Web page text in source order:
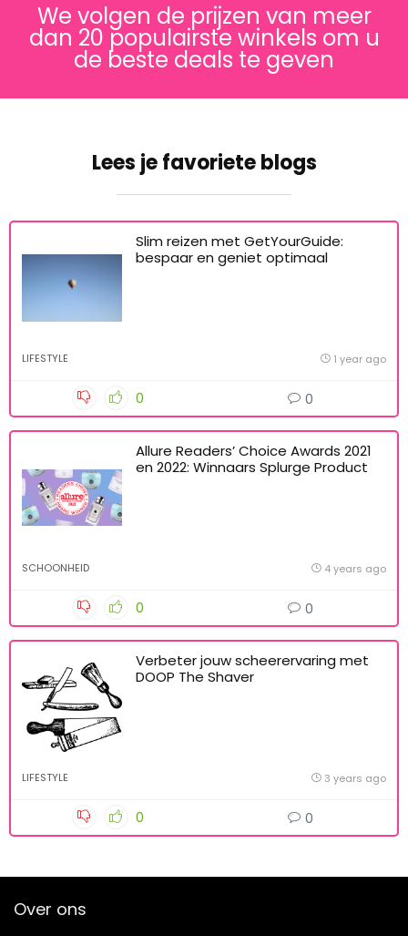
We volgen de prijzen van meer
dan 20 populairste winkels om u
de beste deals te geven
Lees je favoriete blogs
Slim reizen met GetYourGuide:
bespaar en geniet optimaal
LIFESTYLE 1 year ago
0 0
Allure Readers’ Choice Awards 2021
en 2022: Winnaars Splurge Product
SCHOONHEID 4 years ago
0 0
Verbeter jouw scheerervaring met
DOOP The Shaver
LIFESTYLE 3 years ago
0 0
Over ons